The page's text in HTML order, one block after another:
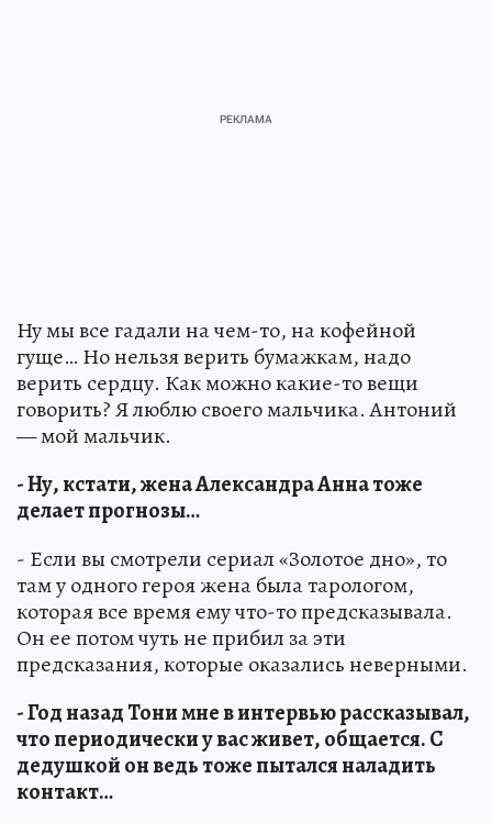
Ну мы все гадали на чем-то, на кофейной
гуще… Но нельзя верить бумажкам, надо
верить сердцу. Как можно какие-то вещи
говорить? Я люблю своего мальчика. Антоний
— мой мальчик.
- Ну, кстати, жена Александра Анна тоже
делает прогнозы…
- Если вы смотрели сериал «Золотое дно», то
там у одного героя жена была тарологом,
которая все время ему что-то предсказывала.
Он ее потом чуть не прибил за эти
предсказания, которые оказались неверными.
- Год назад Тони мне в интервью рассказывал,
что периодически у вас живет, общается. С
дедушкой он ведь тоже пытался наладить
контакт…